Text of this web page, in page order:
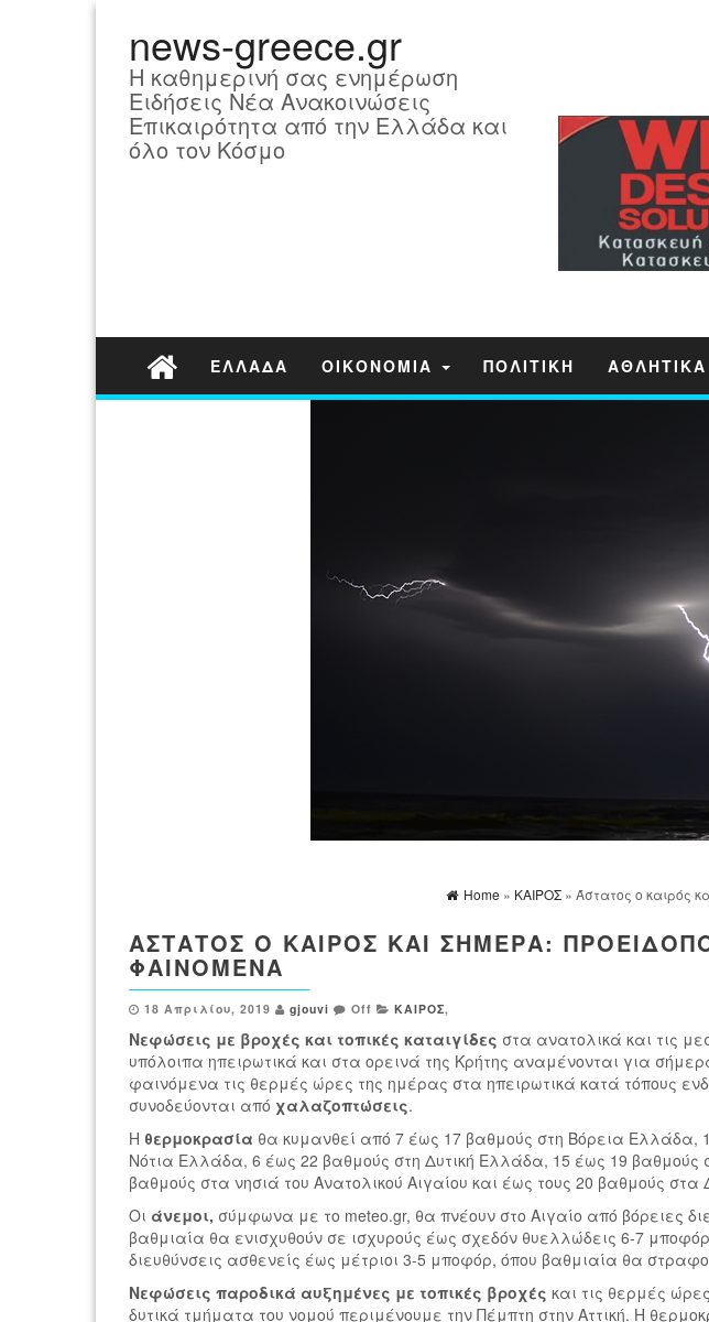
news-greece.gr
Η καθημερινή σας ενημέρωση
Ειδήσεις Νέα Ανακοινώσεις
Επικαιρότητα από την Ελλάδα και
όλο τον Κόσμο
ΕΛΛΑΔΑ ΟΙΚΟΝΟΜΙΑ ΠΟΛΙΤΙΚΗ ΑΘΛΗΤΙΚΑ
Home » ΚΑΙΡΟΣ» Άστατος ο καιρός
ΆΣΤΑΤΟΣ Ο ΚΑΙΡΌΣ ΚΑΙ ΣΉΜΕΡΑ:
ΦΑΙΝΌΜΕΝΑ
18 Απριλίου, 2019 gjouvi Off ΚΑΙΡΟΣ,
Νεφώσεις με βροχές και τοπικές καταιγίδες στα ανατολικά και τις
υπόλοιπα ηπειρωτικά και στα ορεινά της Κρήτης αναμένονται για
φαινόμενα τις θερμές ώρες της ημέρας στα ηπειρωτικά κατά τόπους
συνοδεύονται από χαλαζοπτώσεις.
Η θερμοκρασία θα κυμανθεί από 7 έως 17 βαθμούς στη Βόρεια Ελλάδα,
Νότια Ελλάδα, 6 έως 22 βαθμούς στη Δυτική Ελλάδα, 15 έως 19 βαθμούς
βαθμούς στα νησιά του Ανατολικού Αιγαίου και έως τους 20 βαθμούς
Οι άνεμοι, σύμφωνα με το meteo.gr, θα πνέουν στο Αιγαίο από βόρειες
βαθμιαία θα ενισχυθούν σε ισχυρούς έως σχεδόν θυελλώδεις 6-7
διευθύνσεις ασθενείς έως μέτριοι 3-5 μποφόρ, όπου βαθμιαία θα
Νεφώσεις παροδικά αυξημένες με τοπικές βροχές και τις θερμές
δυτικά τμήματα του νομού περιμένουμε την Πέμπτη στην Αττική. Η